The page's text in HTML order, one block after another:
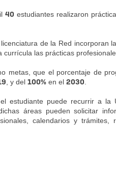
40 estudiantes realizaron
de la Red incorporan
currícula las prácticas
metas, que el porcentaje de
, y del 100% en el 2030
estudiante puede recurrir a la
áreas pueden solicitar
calendarios y trámites,